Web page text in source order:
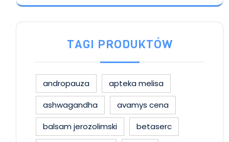
TAGI PRODUKTÓW
andropauza
apteka melisa
ashwagandha
avamys cena
balsam jerozolimski
betaserc